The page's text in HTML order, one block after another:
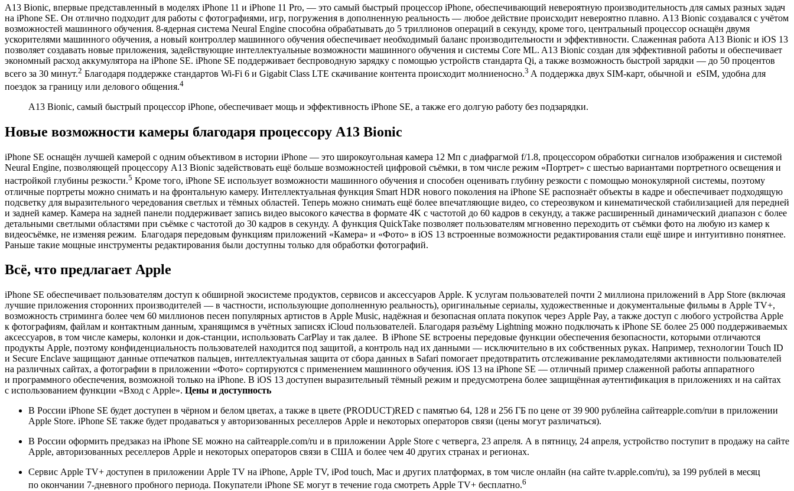
A13 Bionic, впервые представленный в моделях iPhone 11 и iPhone 11 Pro, — это самый быстрый процессор iPhone, обеспечивающий невероятную производительность для самых разных задач
на iPhone SE. Он отлично подходит для работы с фотографиями, игр, погружения в дополненную реальность — любое действие происходит невероятно плавно. A13 Bionic создавался с учётом
возможностей машинного обучения. 8-ядерная система Neural Engine способна обрабатывать до 5 триллионов операций в секунду, кроме того, центральный процессор оснащён двумя
ускорителями машинного обучения, а новый контроллер машинного обучения обеспечивает необходимый баланс производительности и эффективности. Слаженная работа A13 Bionic и iOS 13
позволяет создавать новые приложения, задействующие интеллектуальные возможности машинного обучения и системы Core ML. A13 Bionic создан для эффективной работы и обеспечивает
экономный расход аккумулятора на iPhone SE. iPhone SE поддерживает беспроводную зарядку с помощью устройств стандарта Qi, а также возможность быстрой зарядки — до 50 процентов
всего за 30 минут.2 Благодаря поддержке стандартов Wi-Fi 6 и Gigabit Class LTE скачивание контента происходит молниеносно.3 А поддержка двух SIM‑карт, обычной и eSIM, удобна для
поездок за границу или делового общения.4
A13 Bionic, самый быстрый процессор iPhone, обеспечивает мощь и эффективность iPhone SE, а также его долгую работу без подзарядки.
Новые возможности камеры благодаря процессору A13 Bionic
iPhone SE оснащён лучшей камерой с одним объективом в истории iPhone — это широкоугольная камера 12 Мп с диафрагмой f/1.8, процессором обработки сигналов изображения и системой
Neural Engine, позволяющей процессору A13 Bionic задействовать ещё больше возможностей цифровой съёмки, в том числе режим «Портрет» с шестью вариантами портретного освещения и
настройкой глубины резкости.5 Кроме того, iPhone SE использует возможности машинного обучения и способен оценивать глубину резкости с помощью монокулярной системы, поэтому
отличные портреты можно снимать и на фронтальную камеру. Интеллектуальная функция Smart HDR нового поколения на iPhone SE распознаёт объекты в кадре и обеспечивает подходящую
подсветку для выразительного чередования светлых и тёмных областей. Теперь можно снимать ещё более впечатляющие видео, со стереозвуком и кинематической стабилизацией для передней
и задней камер. Камера на задней панели поддерживает запись видео высокого качества в формате 4K с частотой до 60 кадров в секунду, а также расширенный динамический диапазон с более
детальными светлыми областями при съёмке с частотой до 30 кадров в секунду. А функция QuickTake позволяет пользователям мгновенно переходить от съёмки фото на любую из камер к
видеосъёмке, не изменяя режим. Благодаря передовым функциям приложений «Камера» и «Фото» в iOS 13 встроенные возможности редактирования стали ещё шире и интуитивно понятнее.
Раньше такие мощные инструменты редактирования были доступны только для обработки фотографий.
Всё, что предлагает Apple
iPhone SE обеспечивает пользователям доступ к обширной экосистеме продуктов, сервисов и аксессуаров Apple. К услугам пользователей почти 2 миллиона приложений в App Store (включая
лучшие приложения сторонних производителей — в частности, использующие дополненную реальность), оригинальные сериалы, художественные и документальные фильмы в Apple TV+,
возможность стриминга более чем 60 миллионов песен популярных артистов в Apple Music, надёжная и безопасная оплата покупок через Apple Pay, а также доступ с любого устройства Apple
к фотографиям, файлам и контактным данным, хранящимся в учётных записях iCloud пользователей. Благодаря разъёму Lightning можно подключать к iPhone SE более 25 000 поддерживаемых
аксессуаров, в том числе камеры, колонки и док-станции, использовать CarPlay и так далее. В iPhone SE встроены передовые функции обеспечения безопасности, которыми отличаются
продукты Apple, поэтому конфиденциальность пользователей находится под защитой, а контроль над их данными — исключительно в их собственных руках. Например, технологии Touch ID
и Secure Enclave защищают данные отпечатков пальцев, интеллектуальная защита от сбора данных в Safari помогает предотвратить отслеживание рекламодателями активности пользователей
на различных сайтах, а фотографии в приложении «Фото» сортируются с применением машинного обучения. iOS 13 на iPhone SE — отличный пример слаженной работы аппаратного
и программного обеспечения, возможной только на iPhone. В iOS 13 доступен выразительный тёмный режим и предусмотрена более защищённая аутентификация в приложениях и на сайтах
с использованием функции «Вход с Apple». Цены и доступность
В России iPhone SE будет доступен в чёрном и белом цветах, а также в цвете (PRODUCT)RED с памятью 64, 128 и 256 ГБ по цене от 39 900 рублейна сайтеapple.com/ruи в приложении
Apple Store. iPhone SE также будет продаваться у авторизованных реселлеров Apple и некоторых операторов связи (цены могут различаться).
В России оформить предзаказ на iPhone SE можно на сайтеapple.com/ru и в приложении Apple Store с четверга, 23 апреля. А в пятницу, 24 апреля, устройство поступит в продажу на сайте
Apple, авторизованных реселлеров Apple и некоторых операторов связи в США и более чем 40 других странах и регионах.
Сервис Apple TV+ доступен в приложении Apple TV на iPhone, Apple TV, iPod touch, Mac и других платформах, в том числе онлайн (на сайте tv.apple.com/ru), за 199 рублей в месяц
по окончании 7‑дневного пробного периода. Покупатели iPhone SE могут в течение года смотреть Apple TV+ бесплатно.6